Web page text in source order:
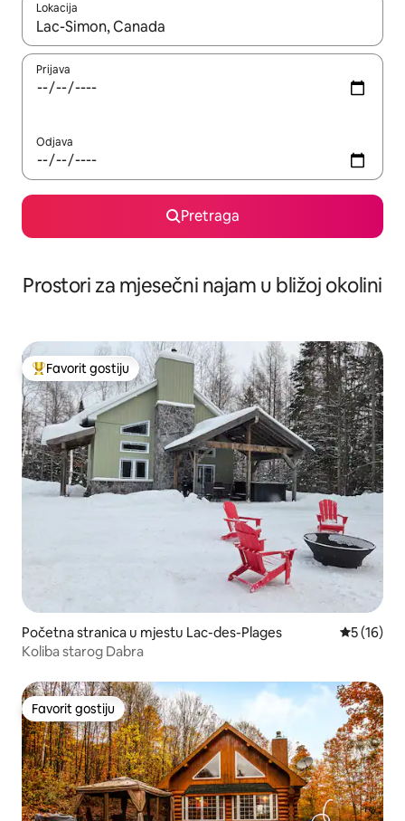
Lokacija
Kad su rezultati dostupni, možete da se krećete kroz njih
Prijava
Odjava
Pretraga
Prostori za mjesečni najam u bližoj okolini
Glavni favorit gostiju
Favorit gostiju
Početna stranica u mjestu Lac-des-Plages prosječna
5 (16)
Koliba starog Dabra
Favorit gostiju
Favorit gostiju